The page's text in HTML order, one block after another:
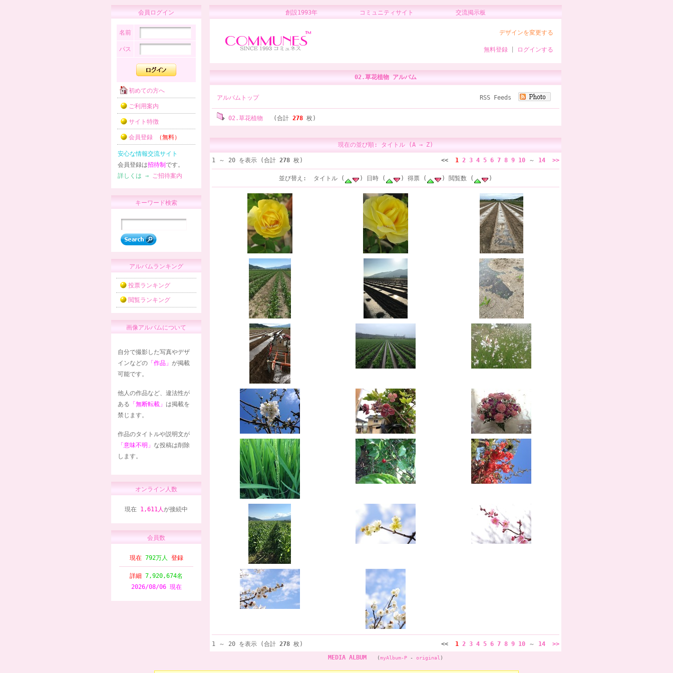
会員ログイン
名前
パス
初めての方へ
ご利用案内
サイト特徴
会員登録 （無料）
安心な情報交流サイト
会員登録は招待制 です。
詳しくは ⇒ ご招待案内
キーワード検索
アルバムランキング
投票ランキング
閲覧ランキング
画像アルバムについて
自分で撮影した写真やデザ
インなどの 「作品」 が掲載
可能です。
他人の作品など、違法性が
ある 「無断転載」 は掲載を
禁じます。
作品のタイトルや説明文が
「意味不明」 な投稿は削除
します。
オンライン人数
現在 1,611人が接続中
会員数
現在 792万人 登録
詳細 7,920,674名
2026/08/06 現在
創設1993年 コミュニティサイト 交流掲示板
デザインを変更する
無料登録 ログインする
02.草花植物 アルバム
RSS Feeds
アルバムトップ
02.草花植物 (合計 278 枚)
現在の並び順: タイトル (A → Z)
1 ～ 20 を表示 (合計 278 枚) << 1 2 3 4 5 6 7 8 9 10 ～ 14 >>
並び替え: タイトル ( ) 日時 ( ) 得票 ( ) 閲覧数 ( )
1 ～ 20 を表示 (合計 278 枚) << 1 2 3 4 5 6 7 8 9 10 ～ 14
>>
MEDIA ALBUM
(myAlbum-P - original )